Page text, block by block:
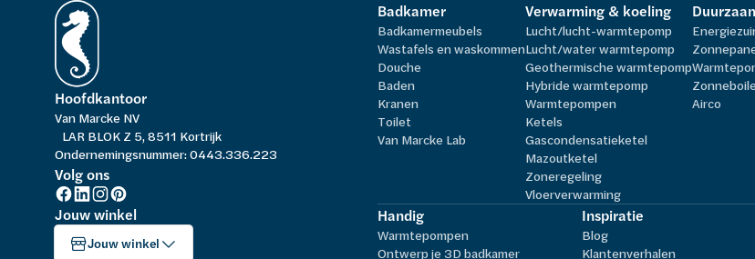
Hoofdkantoor
Van Marcke NV
LAR BLOK Z 5, 8511 Kortrijk
Ondernemingsnummer: 0443.336.223
Volg ons
Jouw winkel
Jouw winkel
Badkamer
Badkamermeubels
Wastafels en waskommen
Douche
Baden
Kranen
Toilet
Van Marcke Lab
Verwarming & koeling
Lucht/lucht-warmtepomp
Lucht/water warmtepomp
Geothermische warmtepomp
Hybride warmtepomp
Warmtepompen
Ketels
Gascondensatieketel
Mazoutketel
Zoneregeling
Vloerverwarming
Airco
Handig
Warmtepompen
Ontwerp je 3D badkamer
Inspiratie
Blog
Klantenverhalen